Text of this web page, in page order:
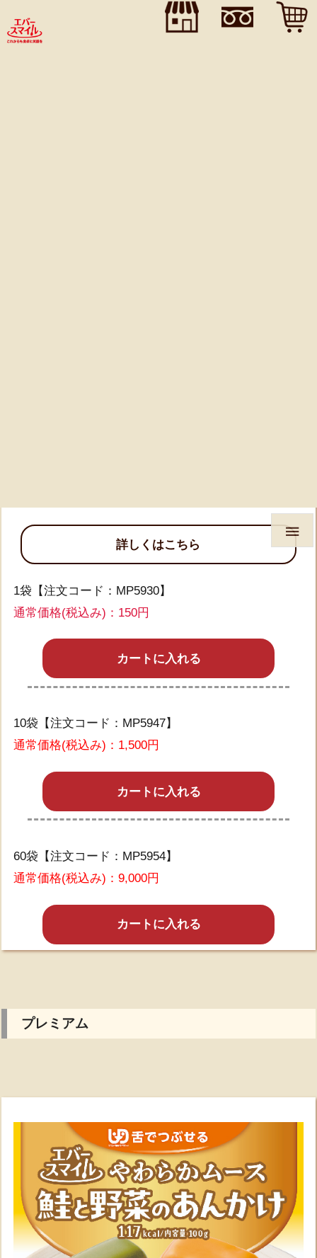

">
詳しくはこちら
1袋【注文コード：MP5930】
通常価格(税込み)：150円
カートに入れる
10袋【注文コード：MP5947】
通常価格(税込み)：1,500円
カートに入れる
60袋【注文コード：MP5954】
通常価格(税込み)：9,000円
カートに入れる
プレミアム